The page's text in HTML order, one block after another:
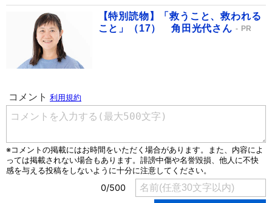
【特別読物】「救うこと、救われる
こと」（17） 角田光代さん
PR